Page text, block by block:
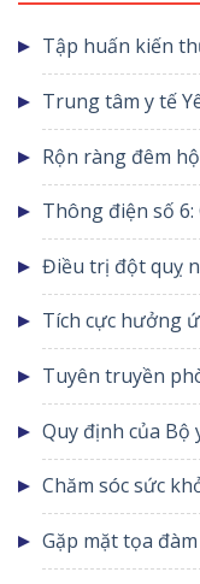
Tập huấn kiến
bệnh Covid-19
bản
Trung tâm y tế
chữa bệnh an
chi phí cho các
test nhanh
Rộn ràng đêm
tâm y tế yên Lạc
Thông điện số 6:
Covid-19 cho trẻ
Điều trị đột quỵ
thuốc tiêu sợi
Tích cực hưởng
đo huyết áp
Tuyên truyền
thư
Quy định của Bộ
cách ly y tế tập
viêm đường hô
Chăm sóc sức
chính sách xã
Gặp mặt tọa
thành lập hội